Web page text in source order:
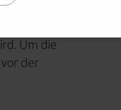
zinsverbilligte
Um die
der